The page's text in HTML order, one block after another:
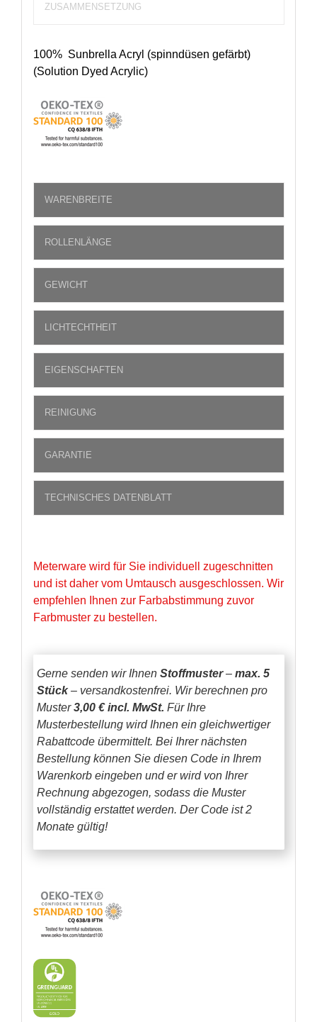
ZUSAMMENSETZUNG
100% Sunbrella Acryl (spinndüsen gefärbt)
(Solution Dyed Acrylic)
WARENBREITE
ROLLENLÄNGE
GEWICHT
LICHTECHTHEIT
EIGENSCHAFTEN
REINIGUNG
GARANTIE
TECHNISCHES DATENBLATT
Meterware wird für Sie individuell zugeschnitten
und ist daher vom Umtausch ausgeschlossen. Wir
empfehlen Ihnen zur Farbabstimmung zuvor
Farbmuster zu bestellen.
Gerne senden wir Ihnen Stoffmuster– max. 5
Stück– versandkostenfrei. Wir berechnen pro
Muster3,00 € incl. MwSt. Für Ihre
Musterbestellung wird Ihnen ein gleichwertiger
Rabattcode übermittelt. Bei Ihrer nächsten
Bestellung können Sie diesen Code in Ihrem
Warenkorb eingeben und er wird von Ihrer
Rechnung abgezogen, sodass die Muster
vollständig erstattet werden. Der Code ist 2
Monate gültig!